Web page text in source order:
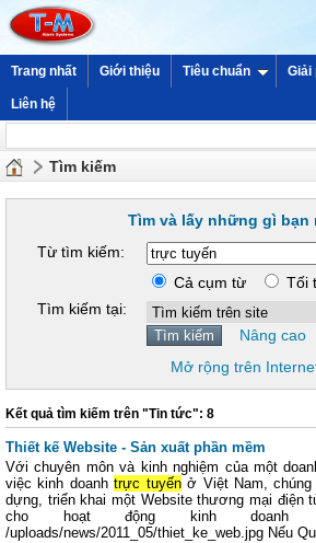
Trang nhất Giới thiệu Tiêu chuẩn Giải
Liên hệ
Tìm kiếm
Tìm và lấy những gì bạn
Từ tìm kiếm:
Cả cụm từ
Tối
Tìm kiếm tại:
Nâng cao
Mở rộng trên
Kết quả tìm kiếm trên "Tin tức": 8
Thiết kế Website - Sản xuất phần mềm
Với chuyên môn và kinh nghiệm của một
việc kinh doanhtrực tuyếnở Việt Nam, chúng
dựng, triển khai một Website thương mại điện
cho hoạt động kinh doanh
/uploads/news/2011_05/thiet_ke_web.jpg Nếu